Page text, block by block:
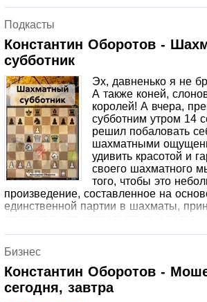
тема "Роман и Юлия" ("Ромео и
века, то вам наверняка должна
современная вариация на эту тему
Подкасты
Константин Оборотов -
субботник
Эх, давненько я не
А также коней,
королей! А вчера,
субботним утром 14
решил побаловать
шахматными
удивить красотой и
своего шахматного
того, чтобы это
произведение, составленное на
единственной партии в шахматы,
тоже есть здесь, на этом книжном
освоив теорию, можно будет
изучению практических примеров.
этом опусе.
Бизнес
Константин Оборотов -
сегодня, завтра